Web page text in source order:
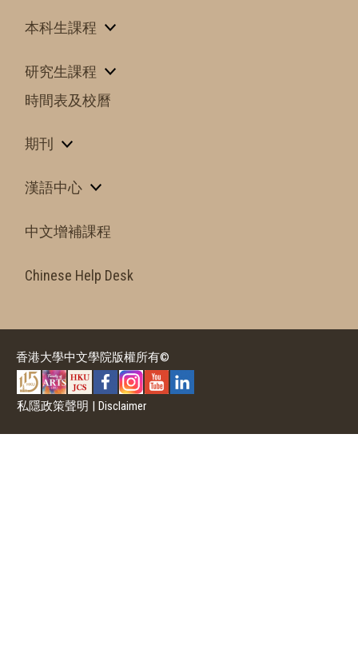
本科生課程
研究生課程
時間表及校曆
期刊
漢語中心
中文增補課程
Chinese Help Desk
香港大學中文學院版權所有©
私隱政策聲明 | Disclaimer